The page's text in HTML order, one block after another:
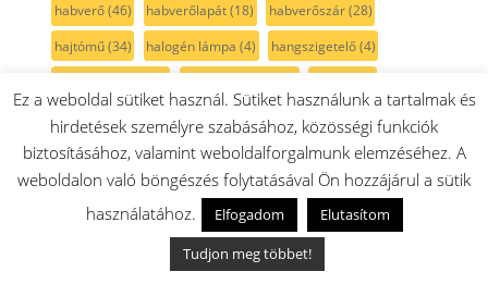
habverő(46) habverőlapát(18) habverőszár(28)
hajtómű(34) halogén lámpa (4) hangszigetelő(4)
hengerkefe
HEPA hepa szűrő (62) hollander
(2)
HomeProfessional(144) homlokkerék(3) hordozható(5)
horog(3) horzsakő(1) hosszbordás szíj (28)
hosszbordásszíj(16) hurkatöltő(6) huzal(1) huzat
hyperFresh (3) hálózati kábel
Ez a weboldal sütiket használ. Sütiket használunk a tartalmak és
hirdetések személyre szabásához, közösségi funkciók
biztosításához, valamint weboldalforgalmunk elemzéséhez. A
weboldalon való böngészés folytatásával Ön hozzájárul a sütik
használatához.
Elfogadom
Elutasítom
Tudjon meg többet!